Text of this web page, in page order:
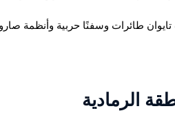
طائرات وسفنًا حربية وأنظمة
الرمادية